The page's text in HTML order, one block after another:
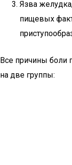
Язва
пищевых
Все причины боли
на две группы: